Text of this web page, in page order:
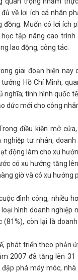
về lơi ích cá nhân
Muốn có lơi ích
tập nâng cao
lao động, công tác.
giai đoạn hiện
Hồ Chí Minh,
tình hình quốc
dức mới cho công
điều kiện mở
tư nhân,
động làm cho xu
có xu hướng tăng
giờ và có xu hướng
đình công, nhiều
hình doanh nghiệp
còn lại là
phát triển theo phản
2007 đã tăng lên
phá máy móc,